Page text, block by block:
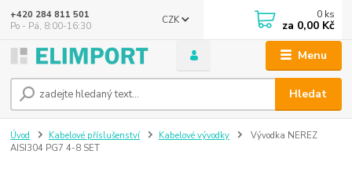
Menu
CZK
Hledat
+420 284 811 501
Po - Pá, 8:00-16:30
0 ks
za 0,00 Kč
Úvod Kabelové příslušenství Kabelové vývodky
Vývodka NEREZ
AISI304 PG7 4-8 SET